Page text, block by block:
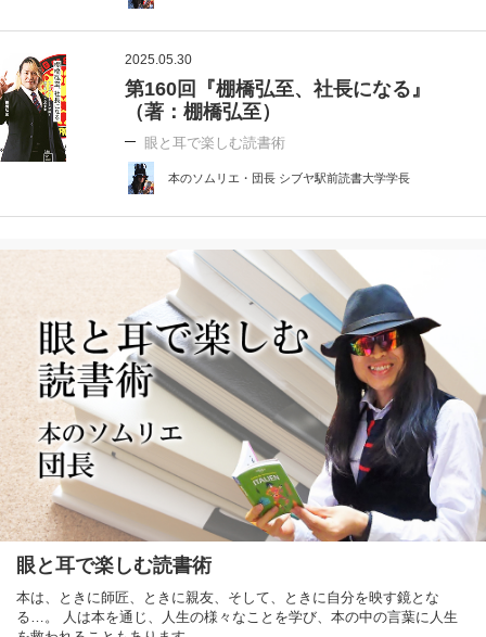
2025.05.30
第160回『棚橋弘至、社長になる』
（著：棚橋弘至）
眼と耳で楽しむ読書術
本のソムリエ・団長 シブヤ駅前読書大学学長
眼と耳で楽しむ読書術
本は、ときに師匠、ときに親友、そして、ときに自分を映す鏡とな
る…。 人は本を通じ、人生の様々なことを学び、本の中の言葉に人生